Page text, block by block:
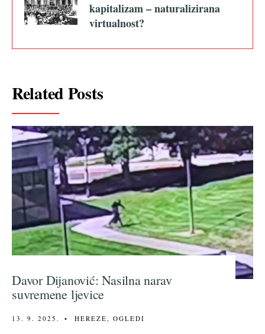
kapitalizam – naturalizirana
virtualnost?
Related Posts
Davor Dijanović: Nasilna narav
suvremene ljevice
13. 9. 2025. • HEREZE OGLEDI